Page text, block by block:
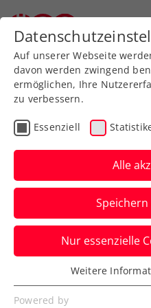
Zurück zur
Turniere
LAYJET-
verpasst
seinen
Das ÖTV-Ass
Challenger in Bad
Führung im Finale.
Auf unserer Webseite
davon werden zwingend
ermöglichen, Ihre
zu verbessern.
Essenziell
Alle
Nur essenzielle
Essenziell
Essenzielle Cookies
Weitere
Powered by